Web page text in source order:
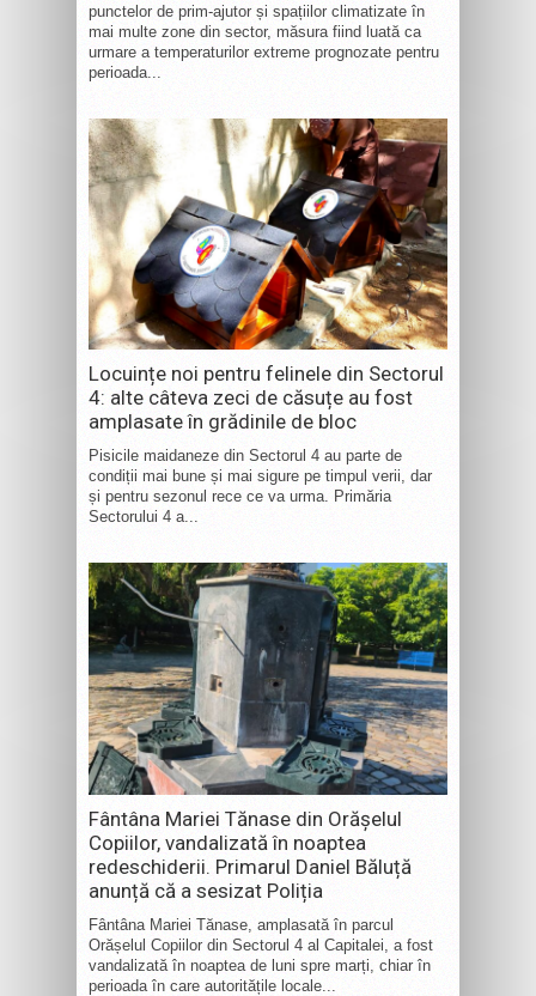
punctelor de prim-ajutor și spațiilor climatizate în
mai multe zone din sector, măsura fiind luată ca
urmare a temperaturilor extreme prognozate pentru
perioada...
Locuințe noi pentru felinele din Sectorul
4: alte câteva zeci de căsuțe au fost
amplasate în grădinile de bloc
Pisicile maidaneze din Sectorul 4 au parte de
condiții mai bune și mai sigure pe timpul verii, dar
și pentru sezonul rece ce va urma. Primăria
Sectorului 4 a...
Fântâna Mariei Tănase din Orășelul
Copiilor, vandalizată în noaptea
redeschiderii. Primarul Daniel Băluță
anunță că a sesizat Poliția
Fântâna Mariei Tănase, amplasată în parcul
Orășelul Copiilor din Sectorul 4 al Capitalei, a fost
vandalizată în noaptea de luni spre marți, chiar în
perioada în care autoritățile locale...